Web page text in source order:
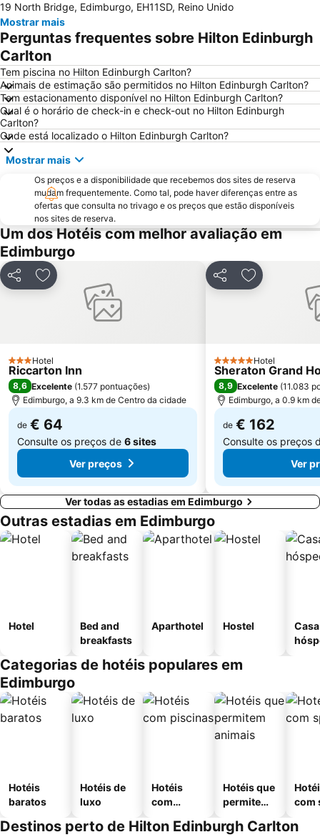
Galeria Nacional da Escócia
Leith
City Art Centre
The Royal Mile Gallery
St James Quarter
The Witchery by the Castle
Edinburgh Park
Scott Monument
Marchmont
Stockbridge
Cowgate
Greyfriars Kirk
Holyrood Park
Braid Hills
Edinburgh Zoo
Edinburgh Dungeon
University of Edinburgh
Edinburgh Marathon Festival
Rose Street
EICC
Royal Botanic Garden Edinburgh
Dean Village
Morningside
Ocean Terminal
Davidson's Mains
19 North Bridge, Edimburgo, EH11SD, Reino Unido
Mostrar mais
Perguntas frequentes sobre Hilton Edinburgh
Carlton
Tem piscina no Hilton Edinburgh Carlton?
Animais de estimação são permitidos no Hilton Edinburgh Carlton?
Tem estacionamento disponível no Hilton Edinburgh Carlton?
Qual é o horário de check-in e check-out no Hilton Edinburgh
Carlton?
Onde está localizado o Hilton Edinburgh Carlton?
Mostrar mais
Os preços e a disponibilidade que recebemos dos sites de reserva
mudam frequentemente. Como tal, pode haver diferenças entre as
ofertas que consulta no trivago e os preços que estão disponíveis
nos sites de reserva.
Um dos Hotéis com melhor avaliação em
Edimburgo
PartilharAdicionar aos favoritos
3 Estrelas
Hotel
Riccarton Inn
8,6 Excelente (1.577 pontuações)
Edimburgo, a 9.3 km de Centro da cidade
de € 64
Consulte os preços de 6 sites
Ver preços
PartilharAdicionar
5 EstrelasHotel
Sheraton Grand
8,9 Excelente (11.083
Edimburgo, a 0.9 km
de € 162
Consulte os preços
Ver
Ver todas as estadias em Edimburgo
Outras estadias em Edimburgo
Hotel
Bed and
breakfasts
Aparthotel Hostel
Categorias de hotéis populares em
Edimburgo
Hotéis
baratos
Hotéis de
luxo
Hotéis
com
Hotéis que
permitem
com
Destinos perto de Hilton Edinburgh Carlton